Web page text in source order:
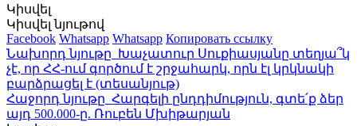
Կիսվել
Կիսվել նյութով
Facebook Whatsapp Whatsapp Копировать ссылку
Նախորդ նյութը Խաչատուր Սուքիասյանը տեղյա՞կ
չէ, որ ՀՀ-ում գործում է շրջահարկ, որն էլ կրկնակի
բարձրացել է (տեսանյութ)
Հաջորդ նյութը Հարգելի ընդդիմություն, գտե՛ք ձեր
այդ 500.000-ը. Ռուբեն Մխիթարյան